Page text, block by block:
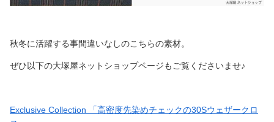
秋冬に活躍する事間違いなしのこちらの素材。
ぜひ以下の大塚屋ネットショップページもご覧くださいませ♪
Exclusive Collection 「高密度先染めチェックの30Sウェザークロ